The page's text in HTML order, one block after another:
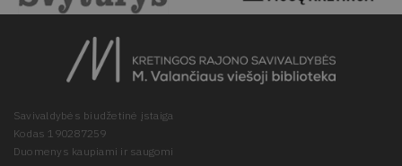
Savivaldybės biudžetinė įstaiga
Kodas 190287259
Duomenys kaupiami ir saugomi